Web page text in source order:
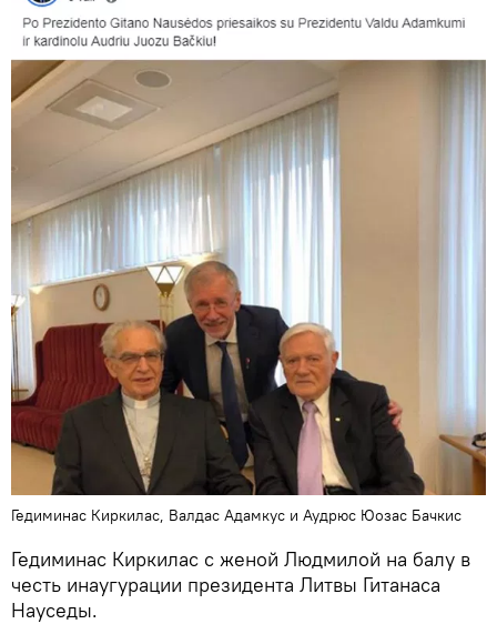
Гедиминас Киркилас, Валдас Адамкус и Аудрюс Юозас Бачкис
Гедиминас Киркилас с женой Людмилой на балу в
честь инаугурации президента Литвы Гитанаса
Науседы.